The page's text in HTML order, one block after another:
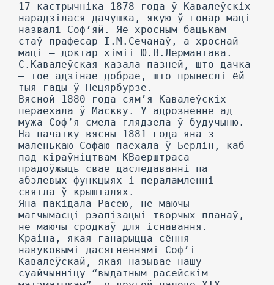
17 кастрычніка 1878 года ў Кавалеўскіх
нарадзілася дачушка, якую ў гонар маці
назвалі Соф’яй. Яе хросным бацькам
стаў прафесар І.М.Сечанаў, а хроснай
маці — доктар хіміі Ю.В.Лермантава.
С.Кавалеўская казала пазней, што дачка
— тое адзінае добрае, што прынеслі ёй
тыя гады ў Пецярбурзе.
Вясной 1880 года сям’я Кавалеўскіх
пераехала ў Маскву. У адрозненне ад
мужа Соф’я смела глядзела ў будучыню.
На пачатку вясны 1881 года яна з
маленькаю Софаю паехала ў Берлін, каб
пад кіраўніцтвам КВаерштраса
прадоўжыць свае даследаванні па
абэлевых функцыях і пераламленні
святла ў крышталях.
Яна пакідала Расею, не маючы
магчымасці рэалізацыі творчых планаў,
не маючы сродкаў для існавання.
Краіна, якая ганарыцца сёння
навуковымі дасягненнямі Соф’і
Кавалеўскай, якая называе нашу
суайчынніцу “выдатным расейскім